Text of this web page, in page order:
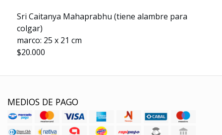
Sri Caitanya Mahaprabhu (tiene alambre para
colgar)
marco: 25 x 21 cm
$20.000
MEDIOS DE PAGO